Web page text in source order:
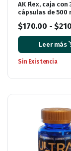
AK Flex, caja con
cápsulas de 500
$170.00 -$
Leer más
Sin Existencia